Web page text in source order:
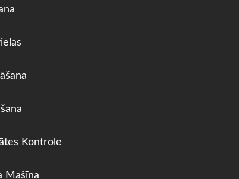
Kontrole
Mašīna